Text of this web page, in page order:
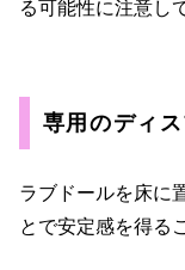
る可能性に注意し
専用のディ
ラブドールを床に
とで安定感を得る